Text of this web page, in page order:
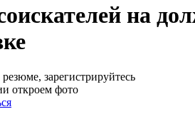
на
зарегистрируйтесь
откроем фото